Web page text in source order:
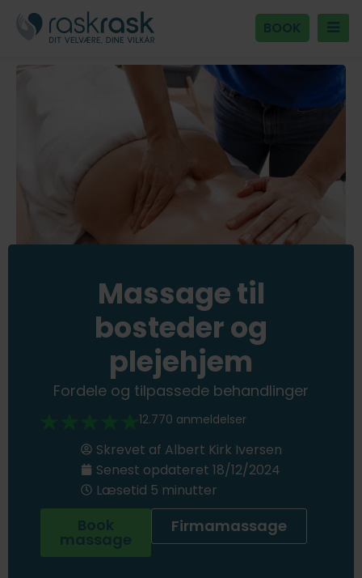
BOOK
Massage til
bosteder og
plejehjem
Fordele og tilpassede behandlinger
12.770 anmeldelser
Skrevet af Albert Kirk Iversen
Senest opdateret 18/12/2024
Læsetid 5 minutter
Book
massage
Firmamassage